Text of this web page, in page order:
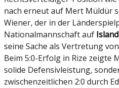
nach erneut auf Mert Müldür
Wiener, der in der
Nationalmannschaft auf Island
seine Sache als Vertretung
Beim 5:0-Erfolg in Rize zeigte
solide Defensivleistung,
zwischenzeitlichen 2:0 durch